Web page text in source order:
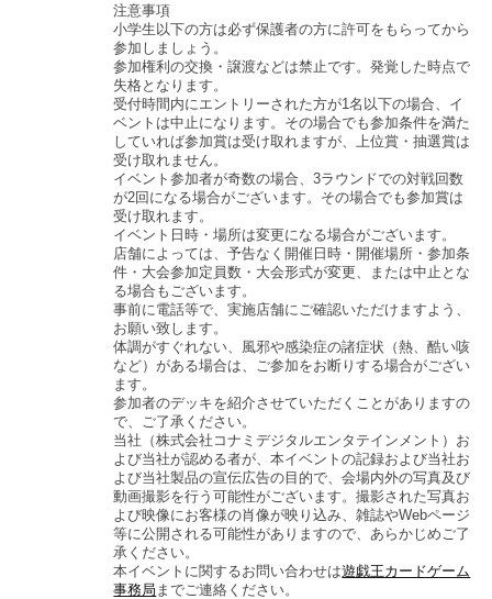
注意事項
小学生以下の方は必ず保護者の方に許可をもらってから
参加しましょう。
参加権利の交換・譲渡などは禁止です。発覚した時点で
失格となります。
受付時間内にエントリーされた方が1名以下の場合、イ
ベントは中止になります。その場合でも参加条件を満た
していれば参加賞は受け取れますが、上位賞・抽選賞は
受け取れません。
イベント参加者が奇数の場合、3ラウンドでの対戦回数
が2回になる場合がございます。その場合でも参加賞は
受け取れます。
イベント日時・場所は変更になる場合がございます。
店舗によっては、予告なく開催日時・開催場所・参加条
件・大会参加定員数・大会形式が変更、または中止とな
る場合もございます。
事前に電話等で、実施店舗にご確認いただけますよう、
お願い致します。
体調がすぐれない、風邪や感染症の諸症状（熱、酷い咳
など）がある場合は、ご参加をお断りする場合がござい
ます。
参加者のデッキを紹介させていただくことがありますの
で、ご了承ください。
当社（株式会社コナミデジタルエンタテインメント）お
よび当社が認める者が、本イベントの記録および当社お
よび当社製品の宣伝広告の目的で、会場内外の写真及び
動画撮影を行う可能性がございます。撮影された写真お
よび映像にお客様の肖像が映り込み、雑誌やWebページ
等に公開される可能性がありますので、あらかじめご了
承ください。
本イベントに関するお問い合わせは遊戯王カードゲーム
事務局 までご連絡ください。